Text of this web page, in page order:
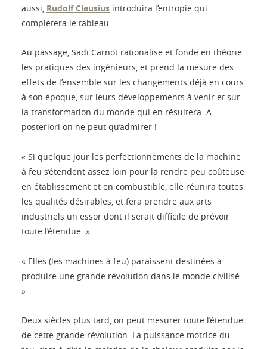
aussi, Rudolf Clausius introduira l’entropie qui
complètera le tableau.
Au passage, Sadi Carnot rationalise et fonde en théorie
les pratiques des ingénieurs, et prend la mesure des
effets de l’ensemble sur les changements déjà en cours
à son époque, sur leurs développements à venir et sur
la transformation du monde qui en résultera. A
posteriori on ne peut qu’admirer !
« Si quelque jour les perfectionnements de la machine
à feu s’étendent assez loin pour la rendre peu coûteuse
en établissement et en combustible, elle réunira toutes
les qualités désirables, et fera prendre aux arts
industriels un essor dont il serait difficile de prévoir
toute l’étendue. »
« Elles (les machines à feu) paraissent destinées à
produire une grande révolution dans le monde civilisé.
»
Deux siècles plus tard, on peut mesurer toute l’étendue
de cette grande révolution. La puissance motrice du